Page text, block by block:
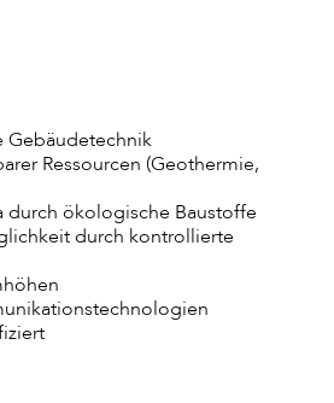
Gebäudetechnik
Ressourcen (Geothermie,
durch ökologische Baustoffe
durch kontrollierte